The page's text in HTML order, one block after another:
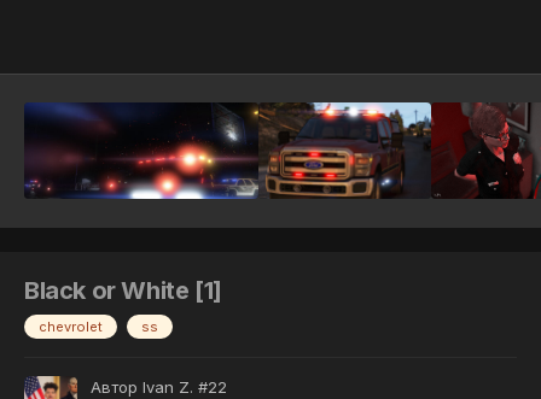
Black or White [1]
chevrolet ss
Автор Ivan Z. #22